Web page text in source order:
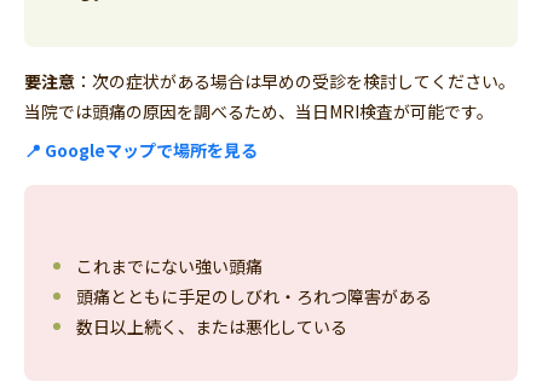
要注意 ：次の症状がある場合は早めの受診を検討してください。
当院では頭痛の原因を調べるため、当日MRI検査が可能です。
📍 Googleマップで場所を見る
これまでにない強い頭痛
頭痛とともに手足のしびれ・ろれつ障害がある
数日以上続く、または悪化している